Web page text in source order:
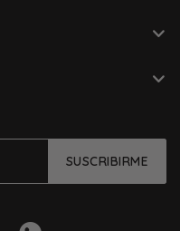
SUSCRIBIRME